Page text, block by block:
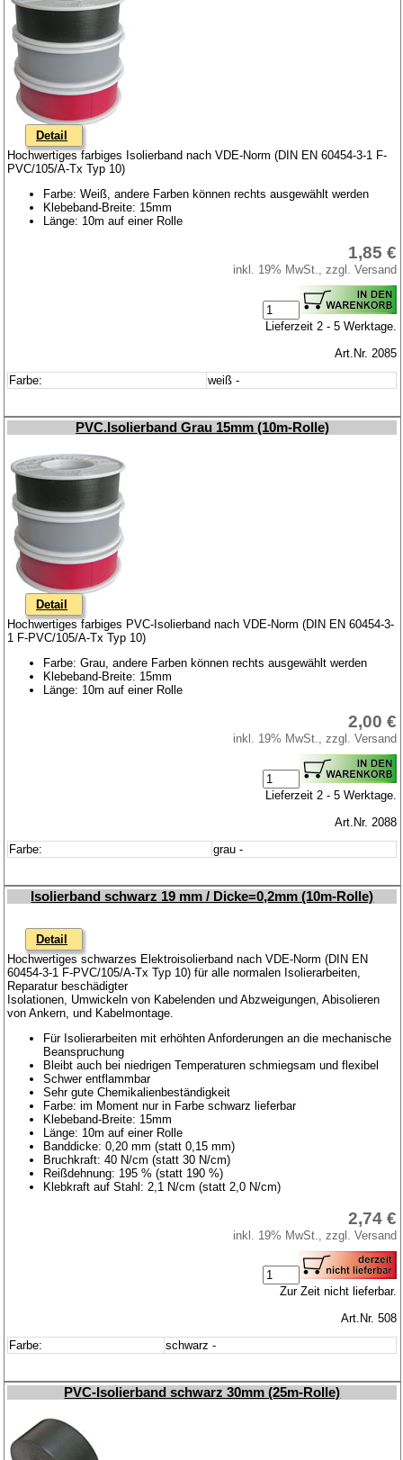
Detail
Hochwertiges farbiges Isolierband nach VDE-Norm (DIN EN 60454-3-1 F-
PVC/105/A-Tx Typ 10)
Farbe: Weiß, andere Farben können rechts ausgewählt werden
Klebeband-Breite: 15mm
Länge: 10m auf einer Rolle
1,85 €
inkl. 19% MwSt., zzgl. Versand
Lieferzeit 2 - 5 Werktage.
Art.Nr. 2085
Farbe: weiß -
PVC.Isolierband Grau 15mm (10m-Rolle)
Detail
Hochwertiges farbiges PVC-Isolierband nach VDE-Norm (DIN EN 60454-3-
1 F-PVC/105/A-Tx Typ 10)
Farbe: Grau, andere Farben können rechts ausgewählt werden
Klebeband-Breite: 15mm
Länge: 10m auf einer Rolle
2,00 €
inkl. 19% MwSt., zzgl. Versand
Lieferzeit 2 - 5 Werktage.
Art.Nr. 2088
Farbe: grau -
Isolierband schwarz 19 mm / Dicke=0,2mm (10m-Rolle)
Detail
Hochwertiges schwarzes Elektroisolierband nach VDE-Norm (DIN EN
60454-3-1 F-PVC/105/A-Tx Typ 10) für alle normalen Isolierarbeiten,
Reparatur beschädigter
Isolationen, Umwickeln von Kabelenden und Abzweigungen, Abisolieren
von Ankern, und Kabelmontage.
Für Isolierarbeiten mit erhöhten Anforderungen an die mechanische
Beanspruchung
Bleibt auch bei niedrigen Temperaturen schmiegsam und flexibel
Schwer entflammbar
Sehr gute Chemikalienbeständigkeit
Farbe: im Moment nur in Farbe schwarz lieferbar
Klebeband-Breite: 15mm
Länge: 10m auf einer Rolle
Banddicke: 0,20 mm (statt 0,15 mm)
Bruchkraft: 40 N/cm (statt 30 N/cm)
Reißdehnung: 195 % (statt 190 %)
Klebkraft auf Stahl: 2,1 N/cm (statt 2,0 N/cm)
2,74 €
inkl. 19% MwSt., zzgl. Versand
Zur Zeit nicht lieferbar.
Art.Nr. 508
Farbe: schwarz -
PVC-Isolierband schwarz 30mm (25m-Rolle)